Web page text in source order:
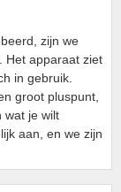
zijn we
Het apparaat ziet
in gebruik.
groot pluspunt,
wat je wilt
aan, en we zijn